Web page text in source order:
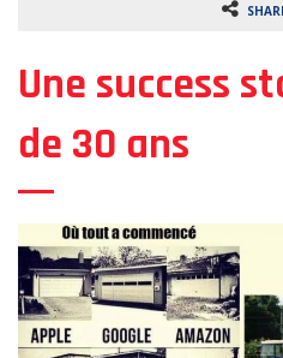
Une success
de 30 ans